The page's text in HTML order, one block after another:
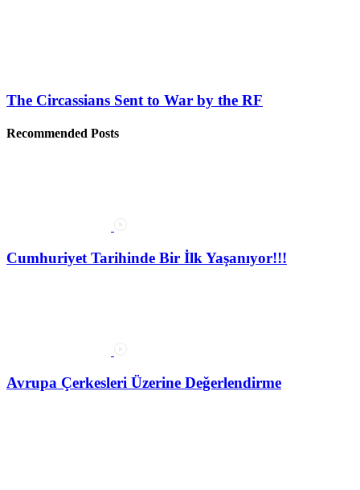
The Circassians Sent to War by the RF
Recommended Posts
Cumhuriyet Tarihinde Bir İlk Yaşanıyor!!!
Avrupa Çerkesleri Üzerine Değerlendirme